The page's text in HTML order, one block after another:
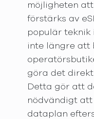
möjligheten
förstärks av
populär teknik
inte längre att
göra det
Detta gör att
nödvändigt
dataplan